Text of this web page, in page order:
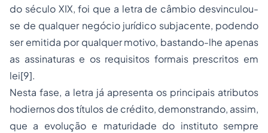
do século XIX, foi que a letra de câmbio desvinculou-
se de qualquer negócio jurídico subjacente, podendo
ser emitida por qualquer motivo, bastando-lhe apenas
as assinaturas e os requisitos formais prescritos em
lei[9].
Nesta fase, a letra já apresenta os principais atributos
hodiernos dos títulos de crédito, demonstrando, assim,
que a evolução e maturidade do instituto sempre